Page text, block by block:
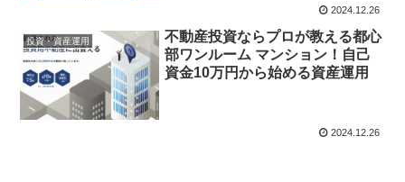
2024.12.26
投資・資産運用
不動産投資ならプロが教える都心
部ワンルーム マンション！自己
資金10万円から始める資産運用
2024.12.26